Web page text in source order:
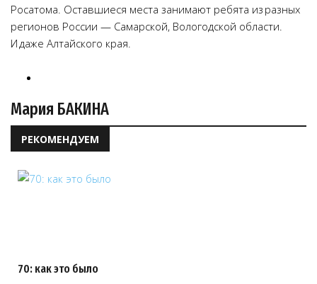
Росатома. Оставшиеся места занимают ребята из разных
регионов России — Самарской, Вологодской области.
И даже Алтайского края.
Мария БАКИНА
РЕКОМЕНДУЕМ
70: как это было